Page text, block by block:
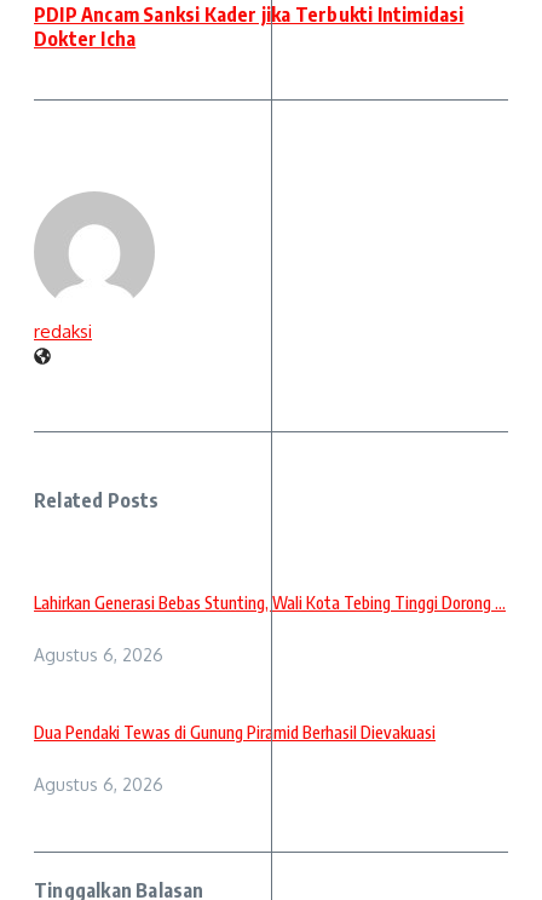
PDIP Ancam Sanksi Kader jika Terbukti Intimidasi
Dokter Icha
redaksi
Related Posts
Lahirkan Generasi Bebas Stunting, Wali Kota Tebing Tinggi Dorong ...
Agustus 6, 2026
Dua Pendaki Tewas di Gunung Piramid Berhasil Dievakuasi
Agustus 6, 2026
Tinggalkan Balasan